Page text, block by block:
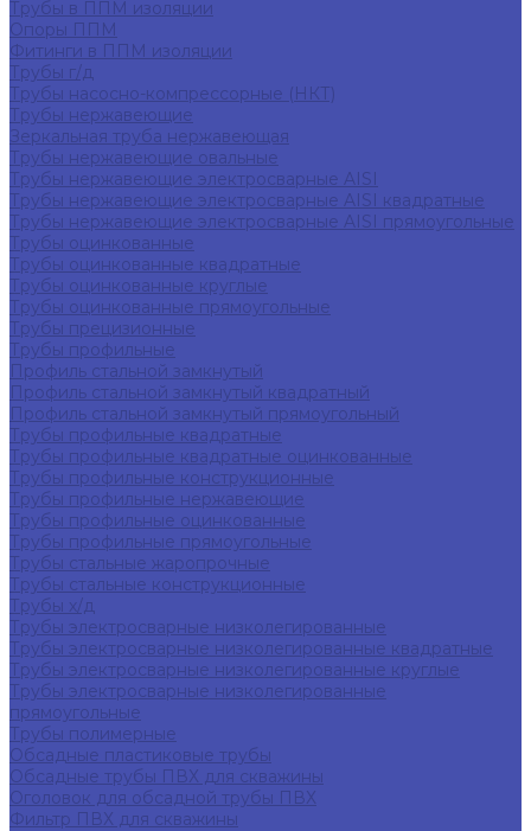
Трубы в ППМ изоляции
Опоры ППМ
Фитинги в ППМ изоляции
Трубы г/д
Трубы насосно-компрессорные (НКТ)
Трубы нержавеющие
Зеркальная труба нержавеющая
Трубы нержавеющие овальные
Трубы нержавеющие электросварные AISI
Трубы нержавеющие электросварные AISI квадратные
Трубы нержавеющие электросварные AISI прямоугольные
Трубы оцинкованные
Трубы оцинкованные квадратные
Трубы оцинкованные круглые
Трубы оцинкованные прямоугольные
Трубы прецизионные
Трубы профильные
Профиль стальной замкнутый
Профиль стальной замкнутый квадратный
Профиль стальной замкнутый прямоугольный
Трубы профильные квадратные
Трубы профильные квадратные оцинкованные
Трубы профильные конструкционные
Трубы профильные нержавеющие
Трубы профильные оцинкованные
Трубы профильные прямоугольные
Трубы стальные жаропрочные
Трубы стальные конструкционные
Трубы х/д
Трубы электросварные низколегированные
Трубы электросварные низколегированные квадратные
Трубы электросварные низколегированные круглые
Трубы электросварные низколегированные
прямоугольные
Трубы полимерные
Обсадные пластиковые трубы
Обсадные трубы ПВХ для скважины
Оголовок для обсадной трубы ПВХ
Фильтр ПВХ для скважины